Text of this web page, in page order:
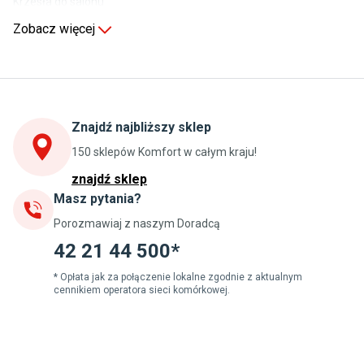
Stoły do kuchni
Szafki kuchenne wiszące (górne)
Szafki pod zlewozmywak
Blaty kuchenne laminowane
Jadalnia
Stoły do jadalni
Krzesła do jadalni
Dywany szare
Lampy w stylu loftowym
Lampy wiszące do jadalni
Zobacz więcej
Znajdź najbliższy sklep
150 sklepów Komfort w całym kraju!
znajdź sklep
Masz pytania?
Porozmawiaj z naszym Doradcą
42 21 44 500*
* Opłata jak za połączenie lokalne zgodnie z aktualnym
cennikiem operatora sieci komórkowej.